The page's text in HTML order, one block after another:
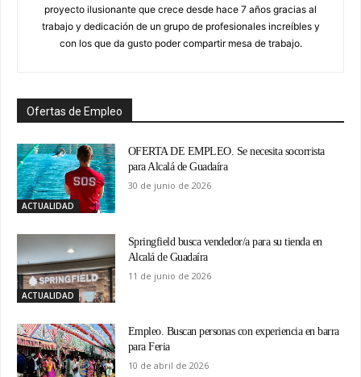
proyecto ilusionante que crece desde hace 7 años gracias al
trabajo y dedicación de un grupo de profesionales increíbles y
con los que da gusto poder compartir mesa de trabajo.
Ofertas de Empleo
ACTUALIDAD
OFERTA DE EMPLEO. Se necesita socorrista
para Alcalá de Guadaíra
30 de junio de 2026
ACTUALIDAD
Springfield busca vendedor/a para su tienda en
Alcalá de Guadaíra
11 de junio de 2026
Empleo. Buscan personas con experiencia en barra
para Feria
10 de abril de 2026